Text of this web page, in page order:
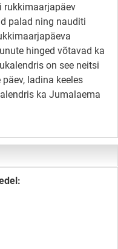
rukkimaarjapäev
palad ning nauditi
hinged võtavad ka
on see neitsi
ladina keeles
ka Jumalaema